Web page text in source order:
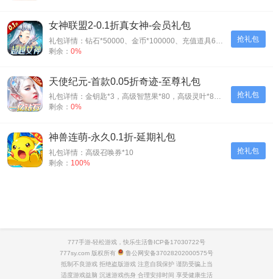
抢礼包
女神联盟2-0.1折真女神-会员礼包
剩余： 0%
抢礼包
天使纪元-首款0.05折奇迹-至尊礼包
礼包详情：金钥匙*3，高级智慧果*80，高级灵叶*80，高级神源*80
剩余： 0%
抢礼包
神兽连萌-永久0.1折-延期礼包
礼包详情：高级召唤券*10
剩余： 100%
777手游-轻松游戏，快乐生活鲁ICP备17030722号
777sy.com 版权所有
鲁公网安备37028202000575号
抵制不良游戏 拒绝盗版游戏 注意自我保护 谨防受骗上当
适度游戏益脑 沉迷游戏伤身 合理安排时间 享受健康生活